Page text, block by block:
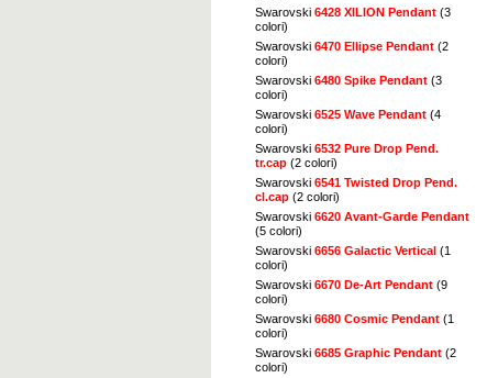
Swarovski 6428 XILION Pendant (3
colori)
Swarovski 6470 Ellipse Pendant (2
colori)
Swarovski 6480 Spike Pendant (3
colori)
Swarovski 6525 Wave Pendant (4
colori)
Swarovski 6532 Pure Drop Pend.
tr.cap (2 colori)
Swarovski 6541 Twisted Drop Pend.
cl.cap (2 colori)
Swarovski 6620 Avant-Garde Pendant
(5 colori)
Swarovski 6656 Galactic Vertical (1
colori)
Swarovski 6670 De-Art Pendant (9
colori)
Swarovski 6680 Cosmic Pendant (1
colori)
Swarovski 6685 Graphic Pendant (2
colori)